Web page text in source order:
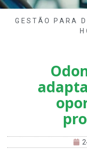
GESTÃO PARA